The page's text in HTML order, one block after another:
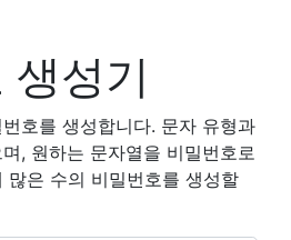
생성기
호를 생성합니다. 문자 유형과
, 원하는 문자열을 비밀번호로
많은 수의 비밀번호를 생성할